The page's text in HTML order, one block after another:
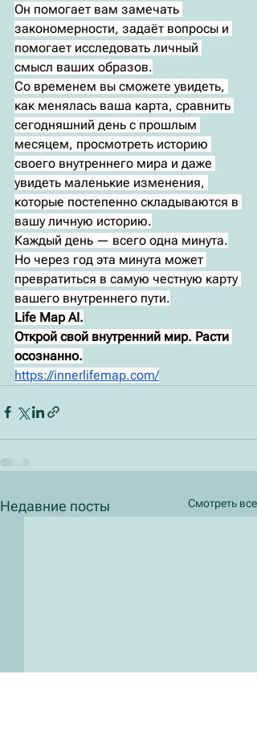
Он помогает вам замечать
закономерности, задаёт вопросы и
помогает исследовать личный
смысл ваших образов.
Со временем вы сможете увидеть,
как менялась ваша карта, сравнить
сегодняшний день с прошлым
месяцем, просмотреть историю
своего внутреннего мира и даже
увидеть маленькие изменения,
которые постепенно складываются в
вашу личную историю.
Каждый день — всего одна минута.
Но через год эта минута может
превратиться в самую честную карту
вашего внутреннего пути.
Life Map AI.
Открой свой внутренний мир. Расти
осознанно.
https://innerlifemap.com/
Недавние посты Смотреть все